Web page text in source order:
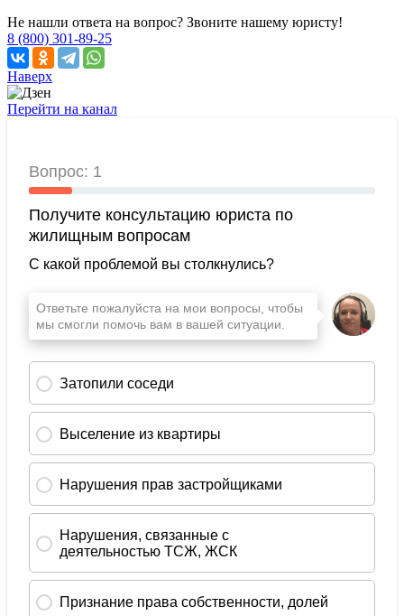
Не нашли ответа на вопрос? Звоните нашему юристу!
8 (800) 301-89-25
Наверх
Перейти на канал